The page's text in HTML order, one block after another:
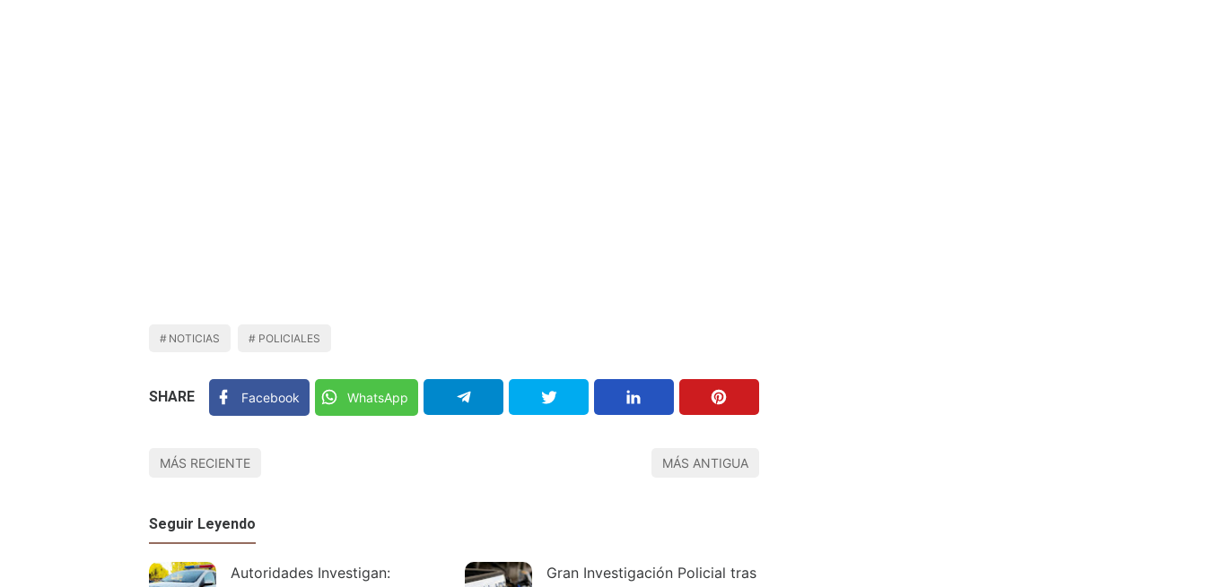
NOTICIAS POLICIALES
SHARE Facebook WhatsApp
MÁS RECIENTE MÁS ANTIGUA
Seguir Leyendo
Autoridades Investigan:
Gran Investigación Policial tras